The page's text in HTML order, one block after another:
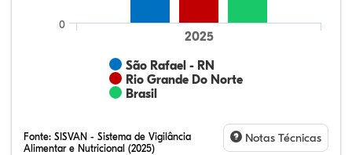
São Rafael - RN
Rio Grande Do Norte
Brasil
2025
0
Fonte: SISVAN - Sistema de Vigilância
Alimentar e Nutricional (2025)
Notas Técnicas